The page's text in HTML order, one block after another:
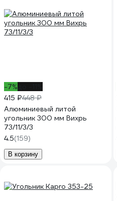
-7%
415 ₽448 ₽
Алюминиевый литой
угольник 300 мм Вихрь
73/11/3/3
4.5(159)
В корзину